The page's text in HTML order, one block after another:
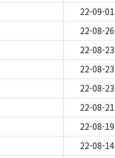
22-09-01
22-08-26
22-08-23
22-08-23
22-08-23
22-08-21
22-08-19
22-08-14